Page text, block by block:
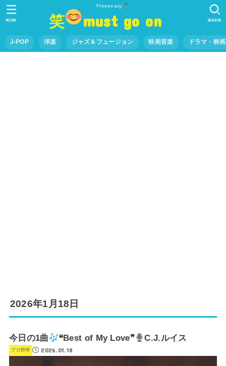
Freeeeasy
笑 must go on
J-POP 洋楽 ジャズ＆フュージョン 映画音楽 ドラマ・映
SEARCH
MENU
2026年1月18日
今日の1曲 ❝Best of My Love❞ C.J.ルイス
プロ野球 2026.01.18